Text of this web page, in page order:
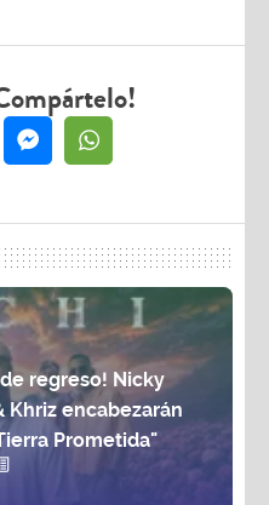
de regreso! Nicky
Khriz encabezarán
Prometida"